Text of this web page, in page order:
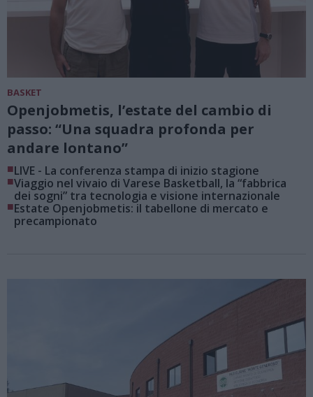
BASKET
Openjobmetis, l’estate del cambio di
passo: “Una squadra profonda per
andare lontano”
■LIVE - La conferenza stampa di inizio stagione
■Viaggio nel vivaio di Varese Basketball, la “fabbrica
dei sogni” tra tecnologia e visione internazionale
■Estate Openjobmetis: il tabellone di mercato e
precampionato